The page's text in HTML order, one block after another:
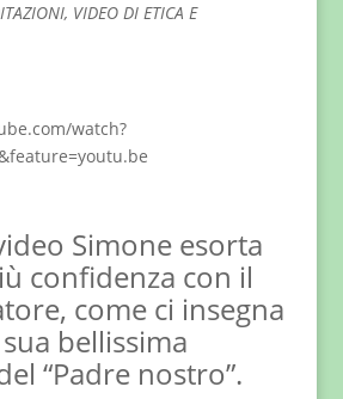
, VIDEO DI ETICA E
watch?
Simone esorta
confidenza con il
come ci insegna
bellissima
“Padre nostro”.